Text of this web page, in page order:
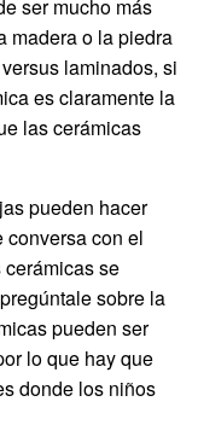
ser mucho más
madera o la piedra
laminados, si
es claramente la
las cerámicas
pueden hacer
conversa con el
se
sobre la
pueden ser
lo que hay que
donde los niños